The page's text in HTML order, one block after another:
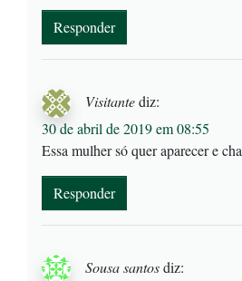
Responder
Visitantediz:
30 de abril de 2019 em 08:55
Essa mulher só quer aparecer e
Responder
Sousa santosdiz: